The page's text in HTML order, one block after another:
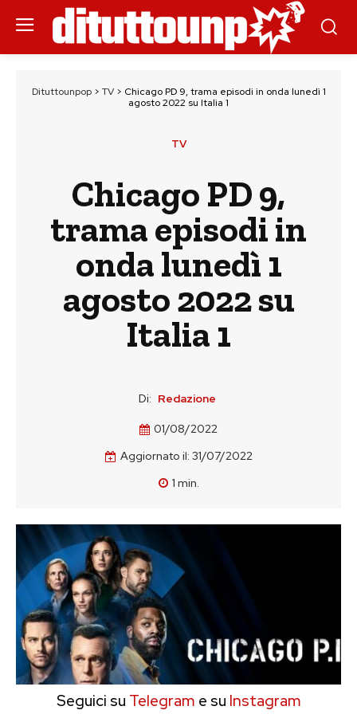
Dituttounpop> TV> Chicago PD 9, trama episodi in onda lunedì 1
agosto 2022 su Italia 1
TV
Chicago PD 9,
trama episodi in
onda lunedì 1
agosto 2022 su
Italia 1
Di: Redazione
01/08/2022
Aggiornato il: 31/07/2022
1 min.
Seguici su Telegram e su Instagram